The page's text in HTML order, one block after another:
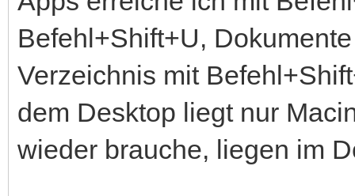
Befehl+Shift+U,
Verzeichnis mit
dem Desktop liegt nur
wieder brauche, liegen im